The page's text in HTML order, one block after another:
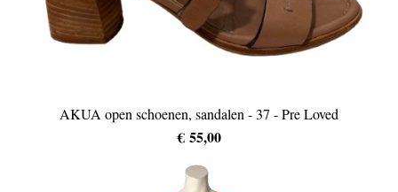
AKUA open schoenen, sandalen - 37 - Pre Loved
€ 55,00